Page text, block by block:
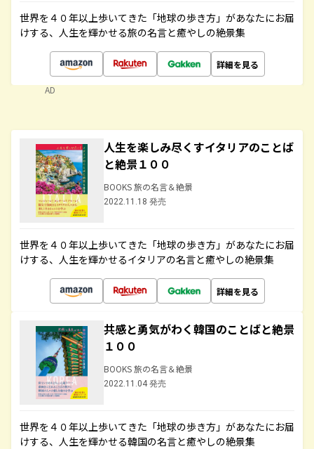
世界を４０年以上歩いてきた「地球の歩き方」があなたにお届
けする、人生を輝かせる旅の名言と癒やしの絶景集
詳細を見る
AD
人生を楽しみ尽くすイタリアのことば
と絶景１００
BOOKS 旅の名言＆絶景
2022.11.18 発売
世界を４０年以上歩いてきた「地球の歩き方」があなたにお届
けする、人生を輝かせるイタリアの名言と癒やしの絶景集
詳細を見る
共感と勇気がわく韓国のことばと絶景
１００
BOOKS 旅の名言＆絶景
2022.11.04 発売
世界を４０年以上歩いてきた「地球の歩き方」があなたにお届
けする、人生を輝かせる韓国の名言と癒やしの絶景集